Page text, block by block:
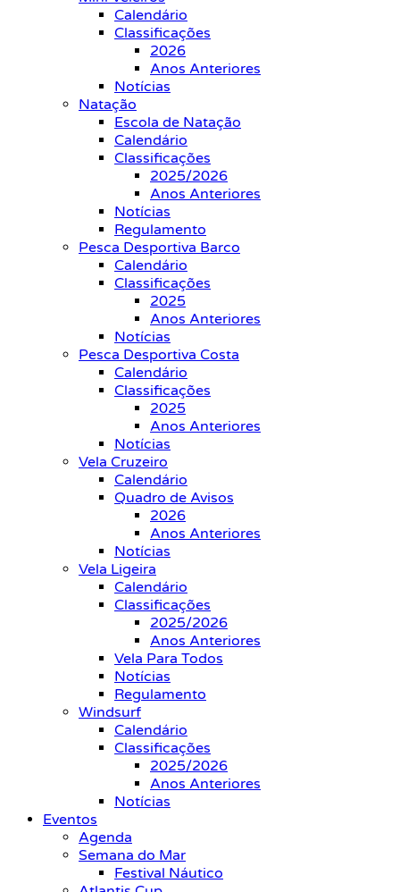
Calendário
Classificações
2026
Anos Anteriores
Notícias
Natação
Escola de Natação
Calendário
Classificações
2025/2026
Anos Anteriores
Notícias
Regulamento
Pesca Desportiva Barco
Calendário
Classificações
2025
Anos Anteriores
Notícias
Pesca Desportiva Costa
Calendário
Classificações
2025
Anos Anteriores
Notícias
Vela Cruzeiro
Calendário
Quadro de Avisos
2026
Anos Anteriores
Notícias
Vela Ligeira
Calendário
Classificações
2025/2026
Anos Anteriores
Vela Para Todos
Notícias
Regulamento
Windsurf
Calendário
Classificações
2025/2026
Anos Anteriores
Notícias
Eventos
Agenda
Semana do Mar
Festival Náutico